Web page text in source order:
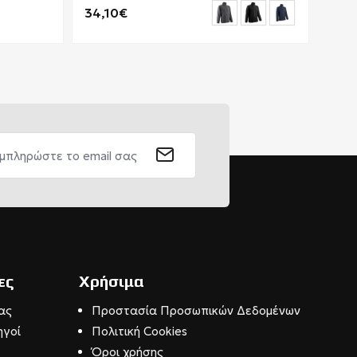
34,10€
Χρήσιμα
Προστασία Προσωπικών Δεδομένων
Πολιτική Cookies
Όροι χρήσης